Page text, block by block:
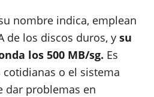
nombre indica, emplean
de los discos duros, y su
los 500 MB/sg. Es
o el sistema
dar problemas en